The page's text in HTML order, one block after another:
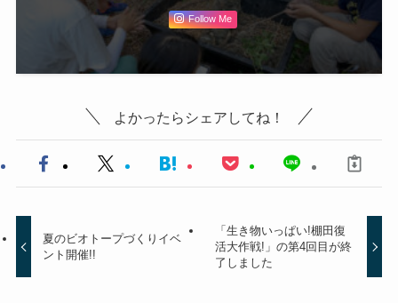
Follow Me
よかったらシェアしてね！
夏のビオトープづくりイベ
ント開催!!
「生き物いっぱい!棚田復
活大作戦!」の第4回目が終
了しました